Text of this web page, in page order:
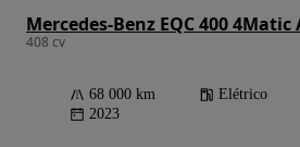
Mercedes-Benz EQC 400 4Matic
408 cv
68 000 km Elétrico
2023